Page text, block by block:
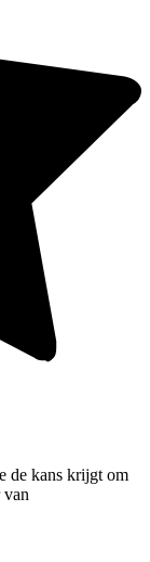
de kans krijgt om
van